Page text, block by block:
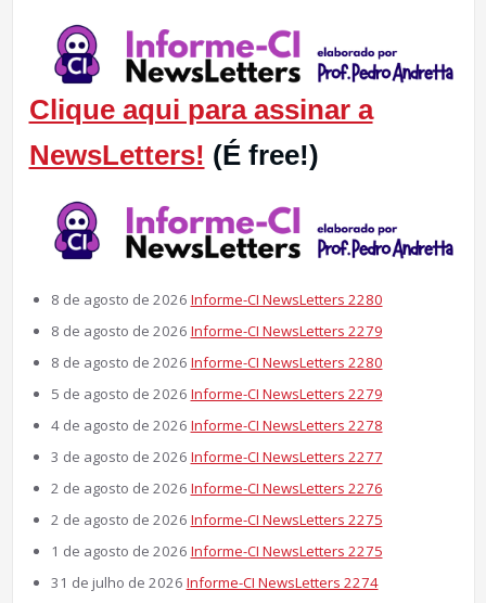
Clique aqui para assinar a
NewsLetters! (É free!)
8 de agosto de 2026 Informe-CI NewsLetters 2280
8 de agosto de 2026 Informe-CI NewsLetters 2279
8 de agosto de 2026 Informe-CI NewsLetters 2280
5 de agosto de 2026 Informe-CI NewsLetters 2279
4 de agosto de 2026 Informe-CI NewsLetters 2278
3 de agosto de 2026 Informe-CI NewsLetters 2277
2 de agosto de 2026 Informe-CI NewsLetters 2276
2 de agosto de 2026 Informe-CI NewsLetters 2275
1 de agosto de 2026 Informe-CI NewsLetters 2275
31 de julho de 2026 Informe-CI NewsLetters 2274